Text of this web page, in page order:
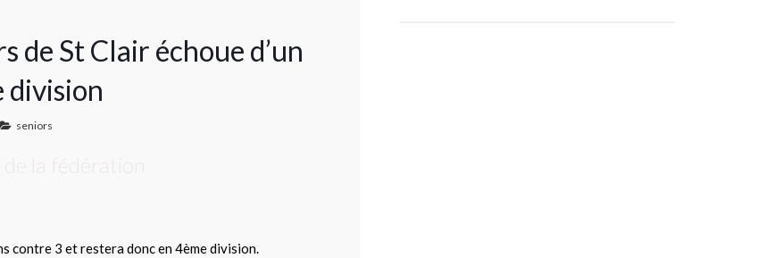
de St Clair échoue d’un
division
seniors
contre 3 et restera donc en 4ème division.